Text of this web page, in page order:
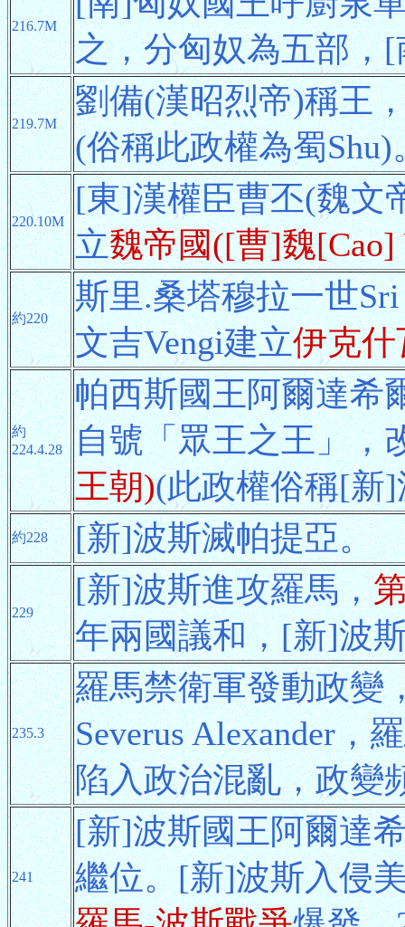
216.7M
之，分匈奴為五部，
219.7M
劉備(漢昭烈帝)稱王
(俗稱此政權為蜀
220.10M
[東]漢權臣曹丕(魏文
立魏帝國([曹]魏[Cao]
約220
斯里.桑塔穆拉一世
文吉Vengi建立伊克什
約
224.4.28
帕西斯國王阿爾達希
自號「眾王之王」，
王朝)(此政權俗稱[新]
約228 [新]波斯滅帕提亞。
229
[新]波斯進攻羅馬，
年兩國議和，[新]波
235.3
羅馬禁衛軍發動政變
Severus Alexander，
陷入政治混亂，政變
241
[新]波斯國王阿爾達
繼位。[新]波斯入侵